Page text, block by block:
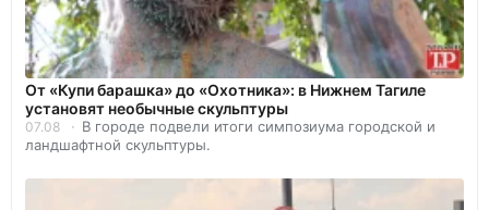
От «Купи барашка» до «Охотника»: в Нижнем Тагиле
установят необычные скульптуры
07.08
В городе подвели итоги симпозиума городской и
ландшафтной скульптуры.